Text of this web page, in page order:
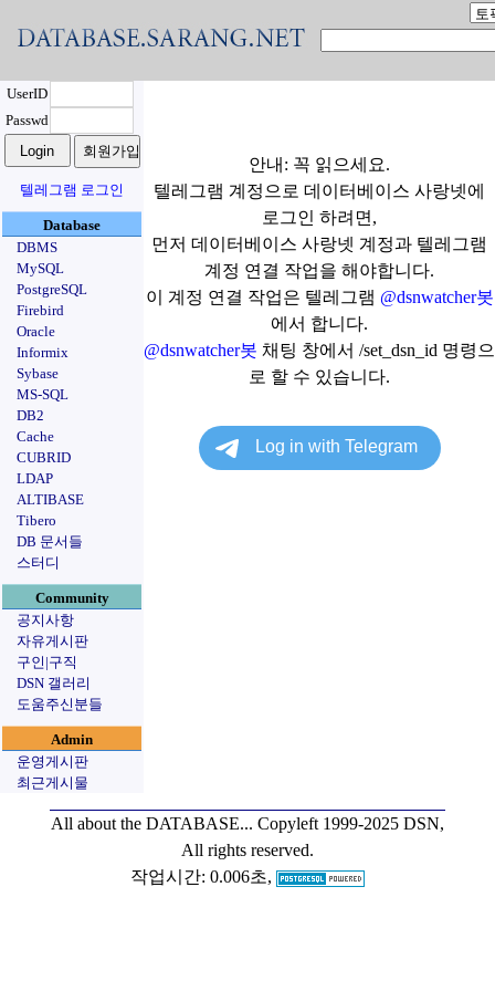
UserID
Passwd
텔레그램 로그인
Database
DBMS
MySQL
PostgreSQL
Firebird
Oracle
Informix
Sybase
MS-SQL
DB2
Cache
CUBRID
LDAP
ALTIBASE
Tibero
DB 문서들
스터디
Community
공지사항
자유게시판
구인|구직
DSN 갤러리
도움주신분들
Admin
운영게시판
최근게시물
안내: 꼭 읽으세요.
텔레그램 계정으로 데이터베이스 사랑넷에
로그인 하려면,
먼저 데이터베이스 사랑넷 계정과 텔레그램
계정 연결 작업을 해야합니다.
이 계정 연결 작업은 텔레그램 @dsnwatcher봇
에서 합니다.
@dsnwatcher봇 채팅 창에서 /set_dsn_id 명령으
로 할 수 있습니다.
All about the DATABASE... Copyleft 1999-2025 DSN,
All rights reserved.
작업시간: 0.006초,